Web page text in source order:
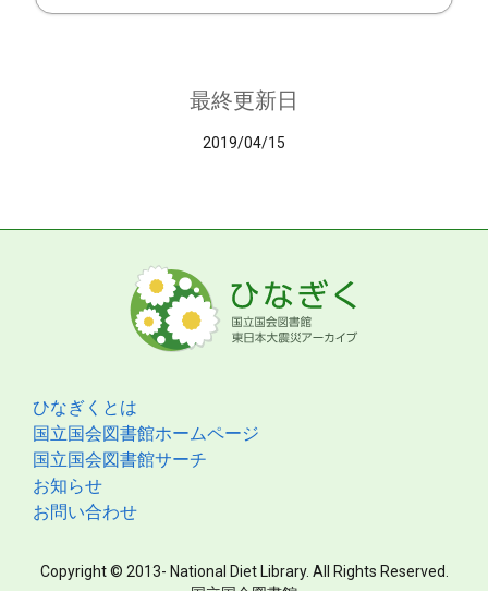
最終更新日
2019/04/15
ひなぎくとは
国立国会図書館ホームページ
国立国会図書館サーチ
お知らせ
お問い合わせ
Copyright © 2013- National Diet Library. All Rights Reserved.